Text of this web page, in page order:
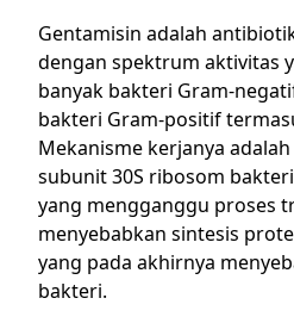
Gentamisin adalah
dengan spektrum aktivitas
banyak bakteri Gram-
bakteri Gram-positif
Mekanisme kerjanya
subunit 30S ribosom
yang mengganggu proses
menyebabkan sintesis
yang pada akhirnya
bakteri.